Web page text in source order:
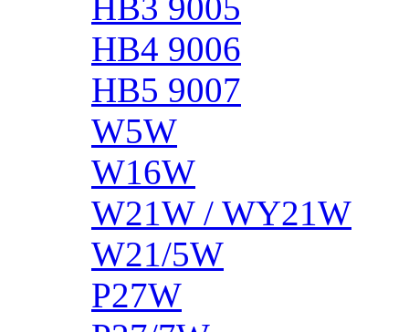
HB4 9006
HB5 9007
W5W
W16W
W21W / WY21W
W21/5W
P27W